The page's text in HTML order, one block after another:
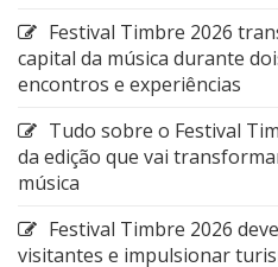
Festival Timbre 2026
capital da música durante
encontros e experiências
Tudo sobre o Festival
da edição que vai
música
Festival Timbre 2026
visitantes e impulsionar